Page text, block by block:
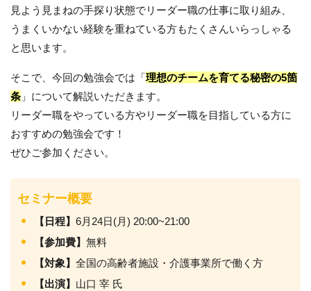
見よう見まねの手探り状態でリーダー職の仕事に取り組み、
うまくいかない経験を重ねている方もたくさんいらっしゃる
と思います。
そこで、今回の勉強会では「理想のチームを育てる秘密の5箇
条 」について解説いただきます。
リーダー職をやっている方やリーダー職を目指している方に
おすすめの勉強会です！
ぜひご参加ください。
セミナー概要
【日程】 6月24日(月) 20:00~21:00
【参加費】 無料
【対象】 全国の高齢者施設・介護事業所で働く方
【出演】 山口 宰 氏